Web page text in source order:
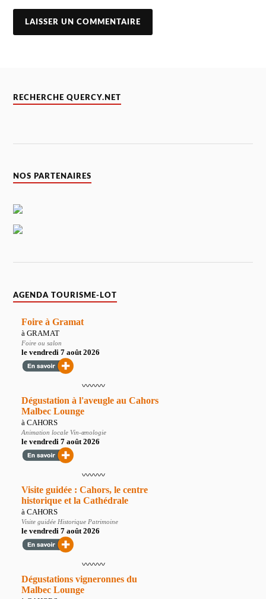
RECHERCHE QUERCY.NET
NOS PARTENAIRES
AGENDA TOURISME-LOT